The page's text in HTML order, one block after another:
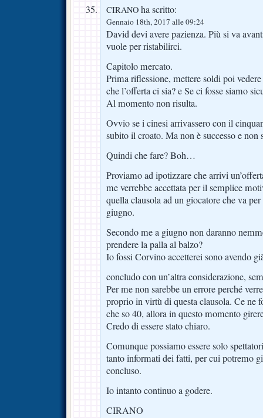
CIRANO ha scritto:
Gennaio 18th, 2017 alle 09:24
David devi avere pazienza. Più si va
vuole per ristabilirci.
Capitolo mercato.
Prima riflessione, mettere soldi poi
che l’offerta ci sia? e Se ci fosse siamo
Al momento non risulta.
Ovvio se i cinesi arrivassero con il
subito il croato. Ma non è successo e non
Quindi che fare? Boh…
Proviamo ad ipotizzare che arrivi
me verrebbe accettata per il semplice
quella clausola ad un giocatore che va
giugno.
Secondo me a giugno non daranno
prendere la palla al balzo?
Io fossi Corvino accetterei sono avendo
concludo con un’altra considerazione,
Per me non sarebbe un errore perché
proprio in virtù di questa clausola. Ce ne
che so 40, allora in questo momento
Credo di essere stato chiaro.
Comunque possiamo essere solo
tanto informati dei fatti, per cui potremo
concluso.
Io intanto continuo a godere.
CIRANO